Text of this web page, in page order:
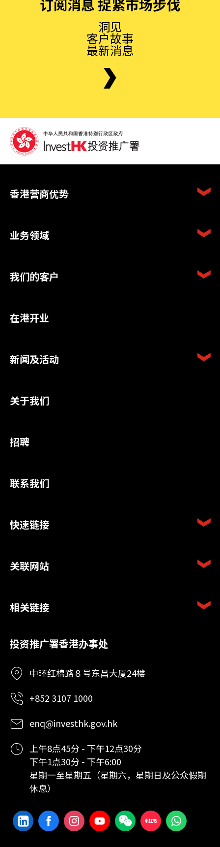
订阅消息 捉紧市场步伐
洞见
客户故事
最新消息
香港营商优势
业务领域
我们的客户
在港开业
新闻及活动
关于我们
招聘
联系我们
快速链接
关联网站
相关链接
投资推广署香港办事处
中环红棉路８号东昌大厦24楼
+852 3107 1000
enq@investhk.gov.hk
上午8点45分 - 下午12点30分
下午1点30分 - 下午6:00
星期一至星期五（星期六，星期日及公众假期
休息）